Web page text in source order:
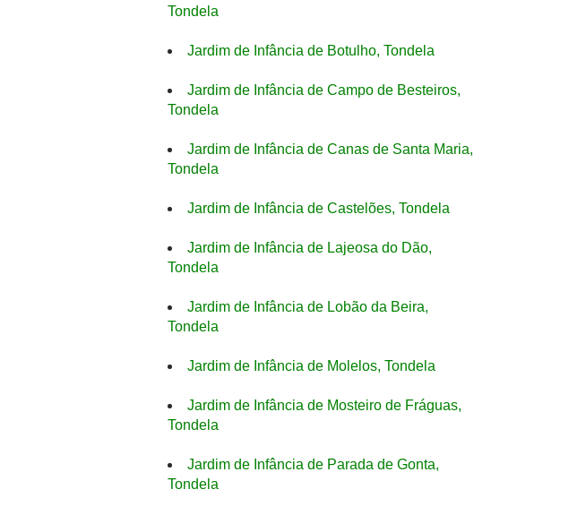
Tondela
Jardim de Infância de Botulho, Tondela
Jardim de Infância de Campo de Besteiros,
Tondela
Jardim de Infância de Canas de Santa Maria,
Tondela
Jardim de Infância de Castelões, Tondela
Jardim de Infância de Lajeosa do Dão,
Tondela
Jardim de Infância de Lobão da Beira,
Tondela
Jardim de Infância de Molelos, Tondela
Jardim de Infância de Mosteiro de Fráguas,
Tondela
Jardim de Infância de Parada de Gonta,
Tondela